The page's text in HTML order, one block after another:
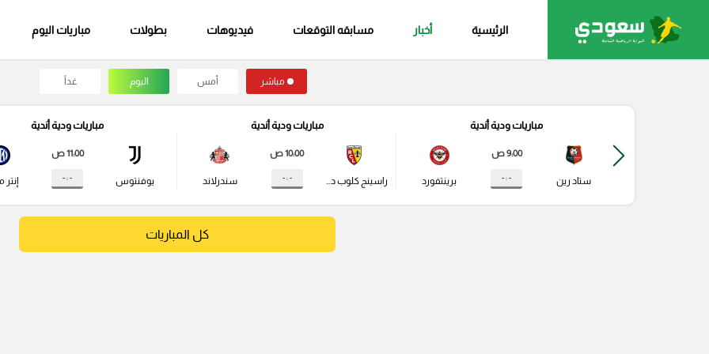
الرئيسية أخبار مسابقه التوقعات فيديوهات بطولات مباريات اليوم
مباشر أمس اليوم غداً
مباريات ودية أندية
ستاد رين
9:00 ص
- : - برينتفورد
مباريات ودية أندية
راسينج كلوب دي لانس
10:00 ص
- : - سندرلاند
مباريات ودية أندية
يوفنتوس
11:00 ص
- : - إنتر
كل المباريات